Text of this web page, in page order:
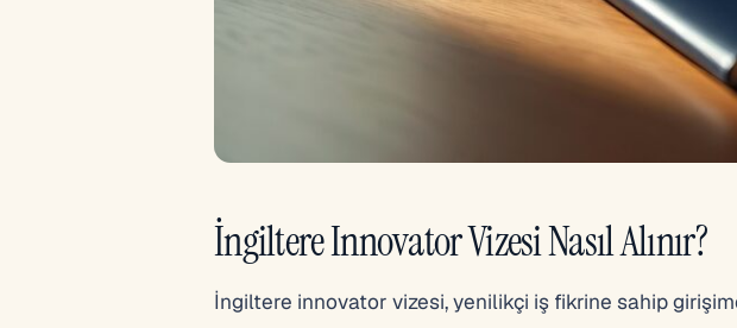
İngiltere Innovator Vizesi Nasıl Alınır?
İngiltere innovator vizesi, yenilikçi iş fikrine sahip